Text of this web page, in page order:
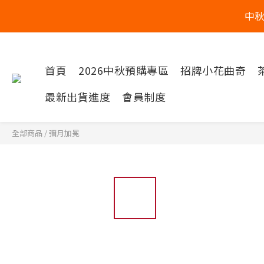
中
首頁 2026中秋預購專區 招牌小花曲奇
最新出貨進度
會員制度
全部商品 /彌月加冕